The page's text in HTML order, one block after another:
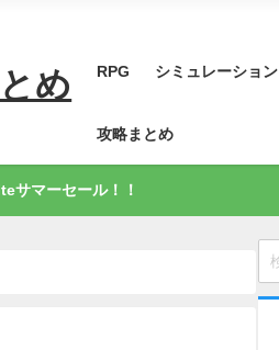
め
RPG シミュレーション
攻略まとめ
サマーセール！！